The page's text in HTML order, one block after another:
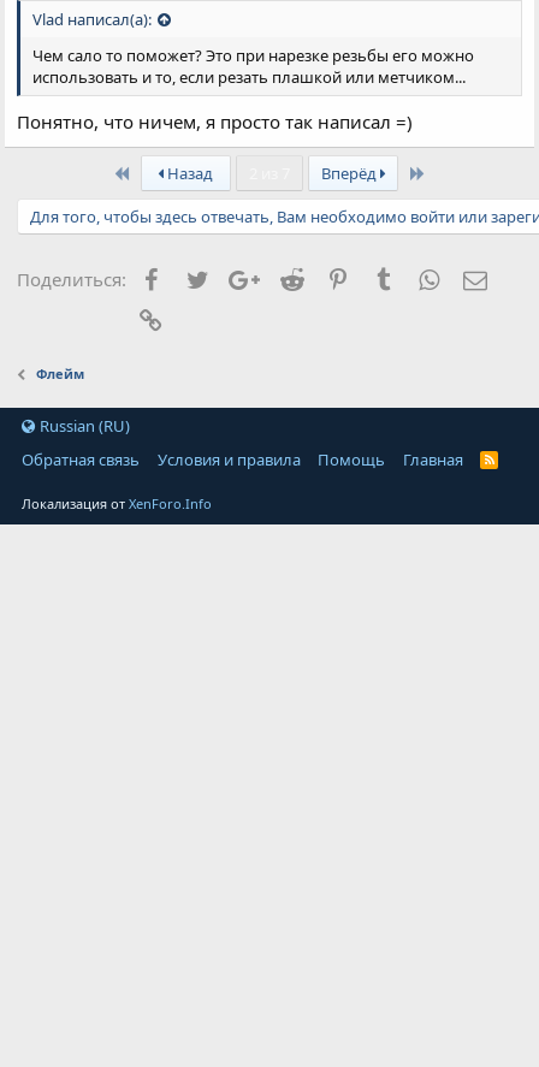
Vlad написал(а):
Чем сало то поможет? Это при нарезке резьбы его можно
использовать и то, если резать плашкой или метчиком...
Понятно, что ничем, я просто так написал =)
First Назад Вперёд
Для того, чтобы здесь отвечать, Вам необходимо войти или
Поделиться: Facebook
TwitterGoogle+
Reddit PinterestTumblrWhatsApp
Флейм
Russian (RU)
Обратная связь
Условия и правила Помощь Главная
Локализация отXenForo.Info